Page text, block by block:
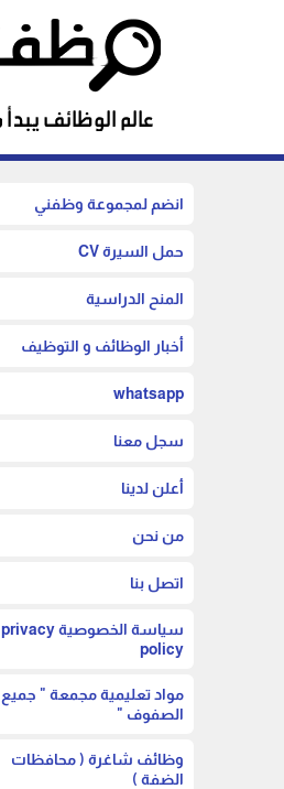
انضم لمجموعة وظفني
حمل السيرة CV
المنح الدراسية
أخبار الوظائف و التوظيف
whatsapp
سجل معنا
أعلن لدينا
من نحن
اتصل بنا
سياسة الخصوصية privacy
policy
مواد تعليمية مجمعة " جميع
الصفوف "
وظائف شاغرة ( محافظات
الضفة )